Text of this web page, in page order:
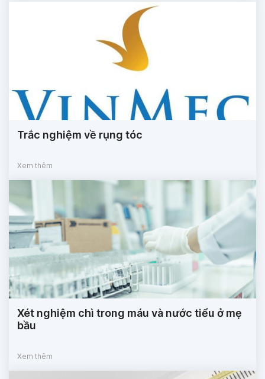
Trắc nghiệm về rụng tóc
Xem thêm
Xét nghiệm chì trong máu và nước tiểu ở mẹ
bầu
Xem thêm